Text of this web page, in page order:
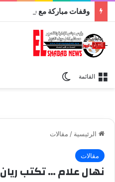
القائمة
الرئيسية / مقالات
مقالات
نهال علام … تكتب ريان